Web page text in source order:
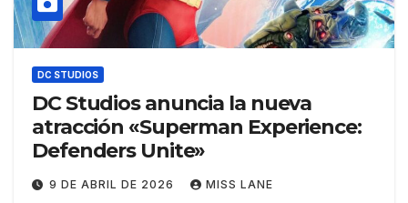
DC STUDIOS
DC Studios anuncia la nueva
atracción «Superman Experience:
Defenders Unite»
9 DE ABRIL DE 2026 MISS LANE